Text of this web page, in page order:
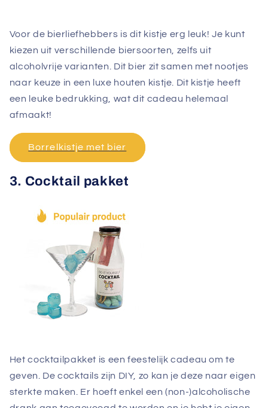
Voor de bierliefhebbers is dit kistje erg leuk! Je kunt
kiezen uit verschillende biersoorten, zelfs uit
alcoholvrije varianten. Dit bier zit samen met nootjes
naar keuze in een luxe houten kistje. Dit kistje heeft
een leuke bedrukking, wat dit cadeau helemaal
afmaakt!
Borrelkistje met bier
3. Cocktail pakket
Het cocktailpakket is een feestelijk cadeau om te
geven. De cocktails zijn DIY, zo kan je deze naar eigen
sterkte maken. Er hoeft enkel een (non-)alcoholische